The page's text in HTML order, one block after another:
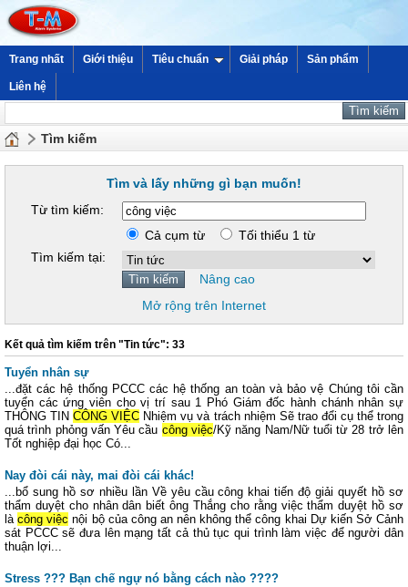
Trang nhất Giới thiệu Tiêu chuẩn Giải pháp Sản phẩm
Liên hệ
Tìm kiếm
Tìm và lấy những gì bạn muốn!
Từ tìm kiếm:
Cả cụm từ
Tối thiểu 1 từ
Tìm kiếm tại:
Nâng cao
Mở rộng trên Internet
Kết quả tìm kiếm trên "Tin tức": 33
Tuyển nhân sự
...đặt các hệ thống PCCC các hệ thống an toàn và bảo vệ Chúng tôi cần
tuyển các ứng viên cho vị trí sau 1 Phó Giám đốc hành chánh nhân sự
THÔNG TINCÔNG VIỆC Nhiệm vụ và trách nhiệm Sẽ trao đổi cụ thể trong
quá trình phỏng vấn Yêu cầu công việc/Kỹ năng Nam/Nữ tuổi từ 28 trở lên
Tốt nghiệp đại học Có...
Nay đòi cái này, mai đòi cái khác!
...bổ sung hồ sơ nhiều lần Về yêu cầu công khai tiến độ giải quyết hồ sơ
thẩm duyệt cho nhân dân biết ông Thắng cho rằng việc thẩm duyệt hồ sơ
làcông việc nội bộ của công an nên không thể công khai Dự kiến Sở Cảnh
sát PCCC sẽ đưa lên mạng tất cả thủ tục qui trình làm việc để người dân
thuận lợi...
Stress ??? Bạn chế ngự nó bằng cách nào ????